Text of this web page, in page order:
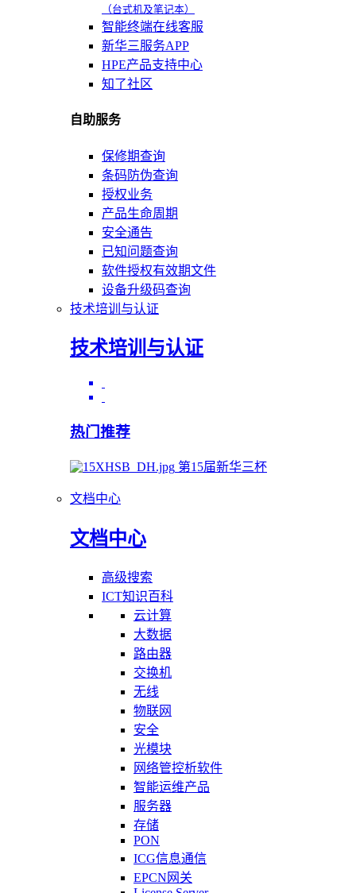
（台式机及笔记本）
智能终端在线客服
新华三服务APP
HPE产品支持中心
知了社区
自助服务
保修期查询
条码防伪查询
授权业务
产品生命周期
安全通告
已知问题查询
软件授权有效期文件
设备升级码查询
技术培训与认证
技术培训与认证
热门推荐
第15届新华三杯
文档中心
文档中心
高级搜索
ICT知识百科
云计算
大数据
路由器
交换机
无线
物联网
安全
光模块
网络管控析软件
智能运维产品
服务器
存储
PON
ICG信息通信
EPCN网关